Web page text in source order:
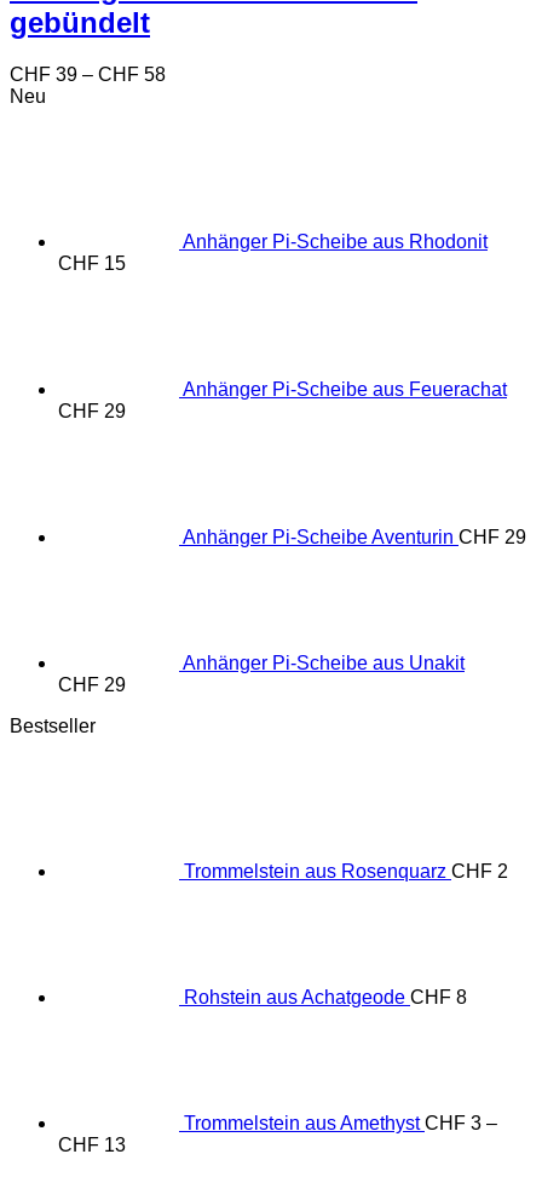
Die
können
auf
gebündelt
CHF 39 – CHF 58Preisspanne:
Neu
Anhänger Pi-Scheibe aus Rhodonit
CHF 15
Anhänger Pi-Scheibe aus Feuerachat
CHF 29
Anhänger Pi-Scheibe Aventurin CHF 29
Anhänger Pi-Scheibe aus Unakit
CHF 29
Bestseller
Trommelstein aus Rosenquarz CHF 2
Rohstein aus Achatgeode CHF 8
Trommelstein aus Amethyst CHF 3 –
CHF 13Preisspanne: